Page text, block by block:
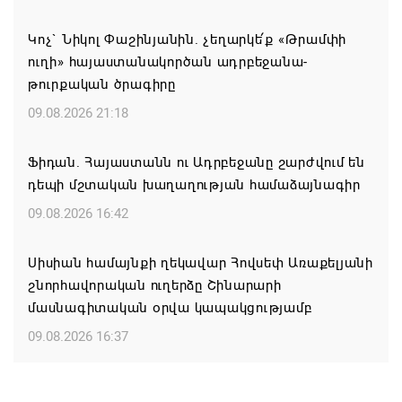
Կոչ` Նիկոլ Փաշինյանին. չեղարկե՛ք «Թրամփի
ուղի» հայաստանակործան ադրբեջանա-
թուրքական ծրագիրը
09.08.2026 21:18
Ֆիդան. Հայաստանն ու Ադրբեջանը շարժվում են
դեպի մշտական խաղաղության համաձայնագիր
09.08.2026 16:42
Սիսիան համայնքի ղեկավար Հովսեփ Առաքելյանի
շնորհավորական ուղերձը Շինարարի
մասնագիտական օրվա կապակցությամբ
09.08.2026 16:37